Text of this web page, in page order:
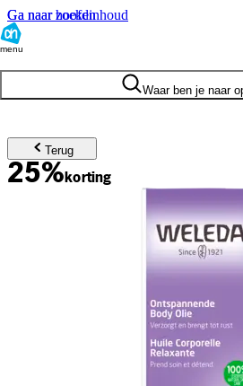
Ga naar hoofdinhoud
Ga naar zoeken
menu
Waar ben je naar
Terug
25%korting